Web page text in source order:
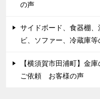
の声
サイドボード、食器棚、
ビ、ソファー、冷蔵庫等
【横須賀市田浦町】金
ご依頼 お客様の声